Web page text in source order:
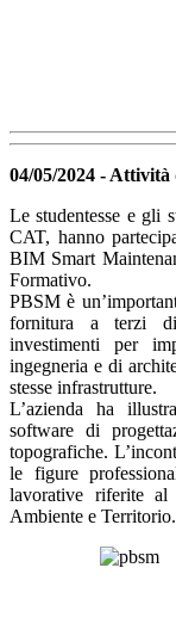
04/05/2024 -
Le studentesse e gli
CAT, hanno
BIM Smart
Formativo.
PBSM è
fornitura a terzi
investimenti per
ingegneria e di
stesse infrastrutture.
L’azienda ha
software di
topografiche.
le figure
lavorative riferite al
Ambiente e Territorio.